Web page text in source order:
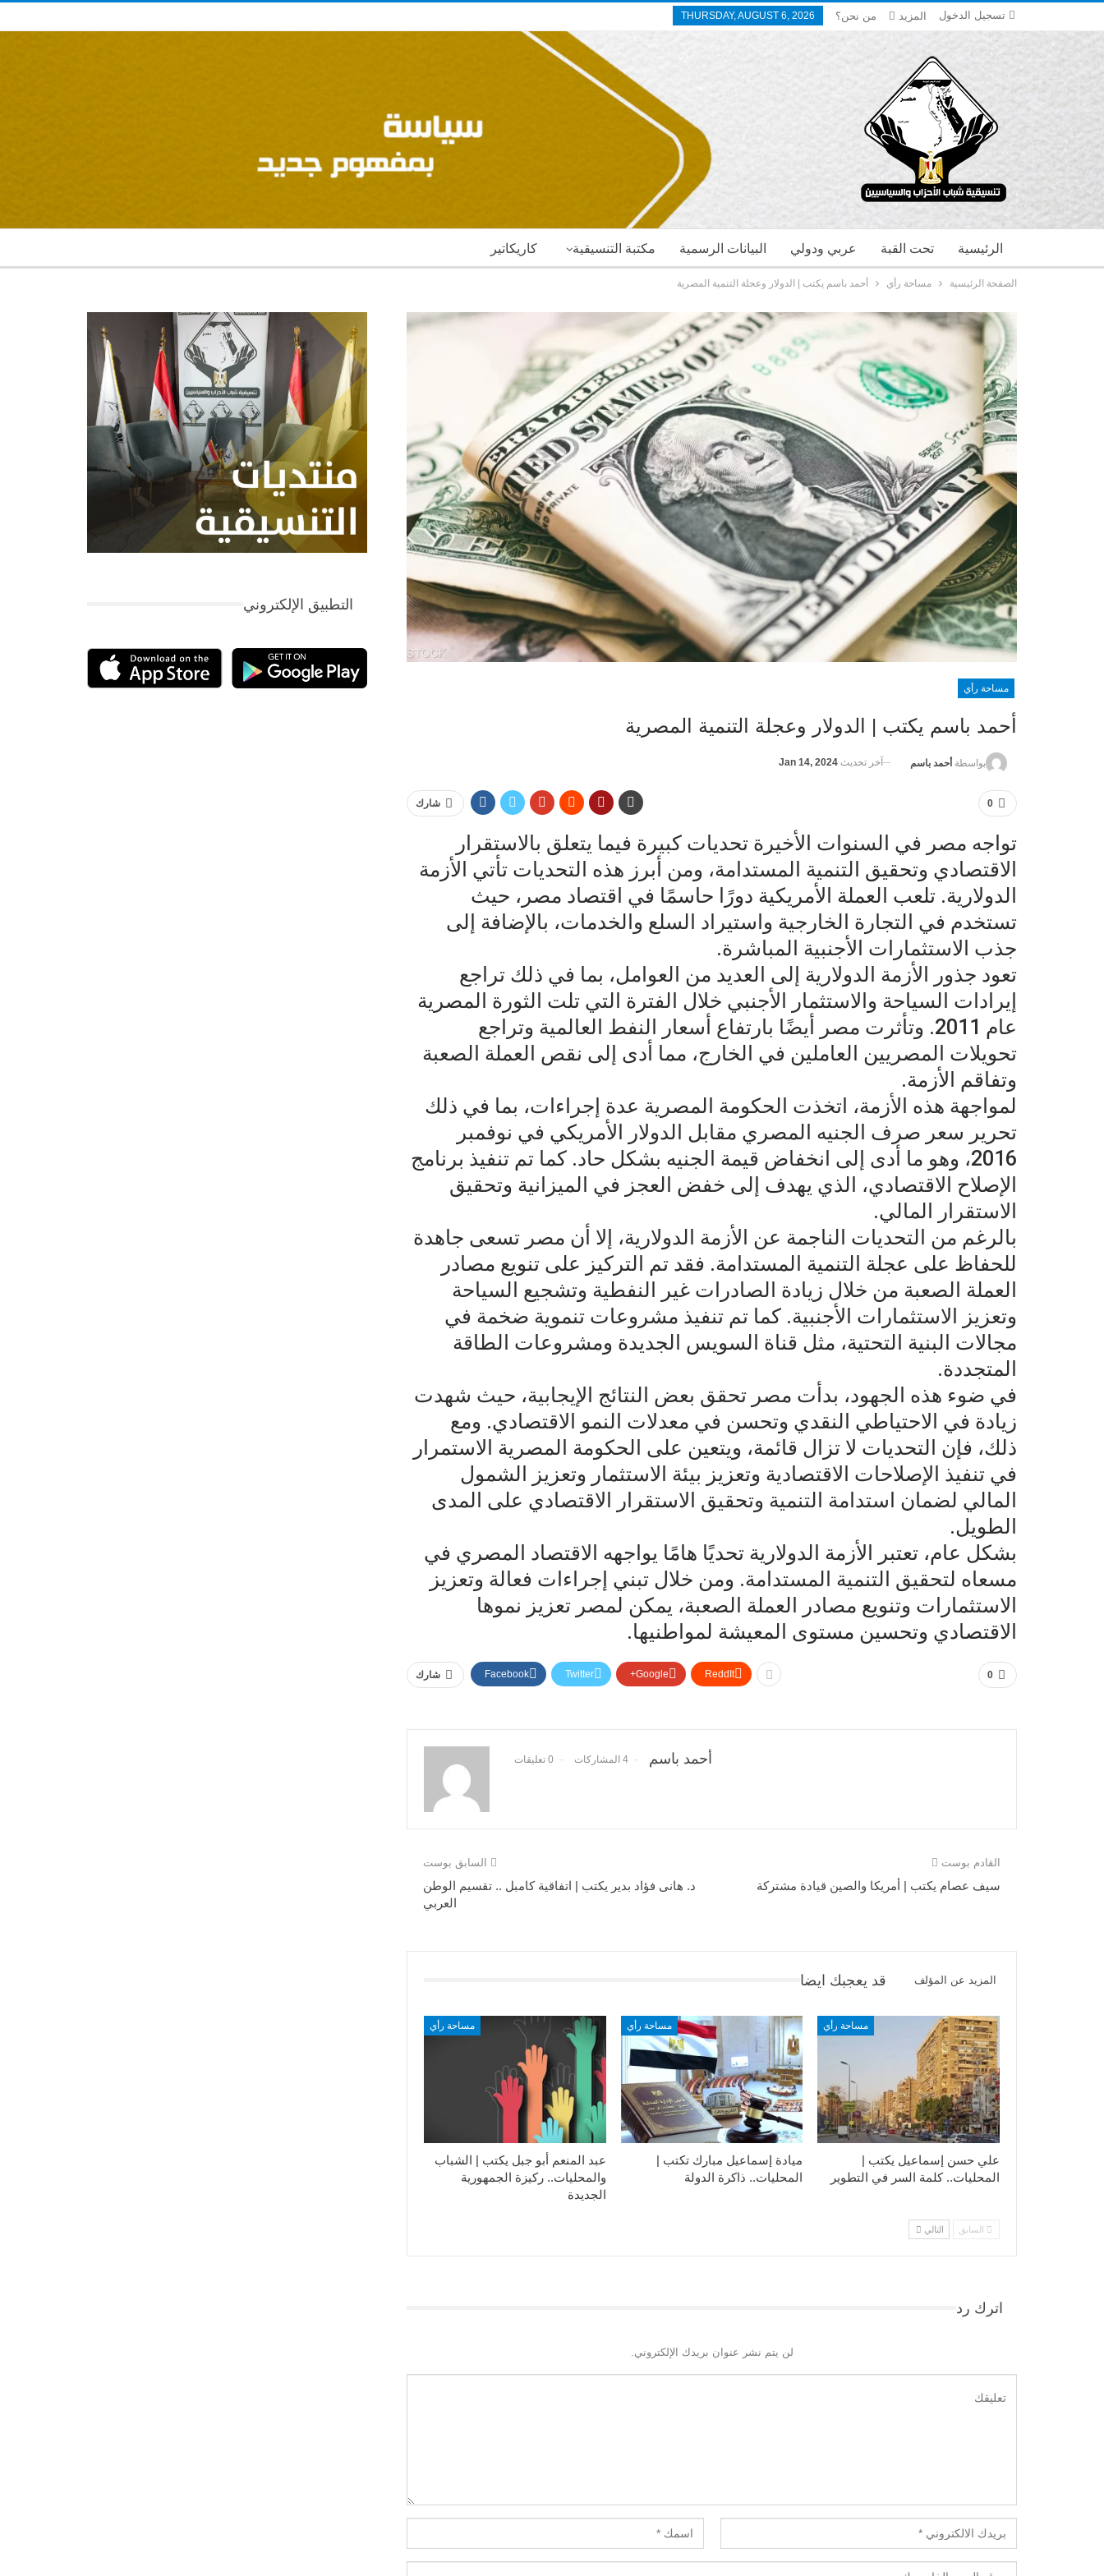
تسجيل الدخول THURSDAY, AUGUST 6, 2026 من نحن؟ المزيد
كاريكاتير مكتبة التنسيقية البيانات الرسمية عربي ودولي تحت القبة الرئيسية
الصفحة الرئيسية مساحة رأي أحمد باسم يكتب | الدولار وعجلة التنمية المصرية
مساحة رأي
أحمد باسم يكتب | الدولار وعجلة التنمية المصرية
بواسطة أحمد باسم آخر تحديث Jan 14, 2024
0 شارك
تواجه مصر في السنوات الأخيرة تحديات كبيرة فيما يتعلق بالاستقرار
الاقتصادي وتحقيق التنمية المستدامة، ومن أبرز هذه التحديات تأتي الأزمة
الدولارية. تلعب العملة الأمريكية دورًا حاسمًا في اقتصاد مصر، حيث
تستخدم في التجارة الخارجية واستيراد السلع والخدمات، بالإضافة إلى
جذب الاستثمارات الأجنبية المباشرة.
تعود جذور الأزمة الدولارية إلى العديد من العوامل، بما في ذلك تراجع
إيرادات السياحة والاستثمار الأجنبي خلال الفترة التي تلت الثورة المصرية
عام 2011. وتأثرت مصر أيضًا بارتفاع أسعار النفط العالمية وتراجع
تحويلات المصريين العاملين في الخارج، مما أدى إلى نقص العملة الصعبة
وتفاقم الأزمة.
لمواجهة هذه الأزمة، اتخذت الحكومة المصرية عدة إجراءات، بما في ذلك
تحرير سعر صرف الجنيه المصري مقابل الدولار الأمريكي في نوفمبر
2016، وهو ما أدى إلى انخفاض قيمة الجنيه بشكل حاد. كما تم تنفيذ برنامج
الإصلاح الاقتصادي، الذي يهدف إلى خفض العجز في الميزانية وتحقيق
الاستقرار المالي.
بالرغم من التحديات الناجمة عن الأزمة الدولارية، إلا أن مصر تسعى جاهدة
للحفاظ على عجلة التنمية المستدامة. فقد تم التركيز على تنويع مصادر
العملة الصعبة من خلال زيادة الصادرات غير النفطية وتشجيع السياحة
وتعزيز الاستثمارات الأجنبية. كما تم تنفيذ مشروعات تنموية ضخمة في
مجالات البنية التحتية، مثل قناة السويس الجديدة ومشروعات الطاقة
المتجددة.
في ضوء هذه الجهود، بدأت مصر تحقق بعض النتائج الإيجابية، حيث شهدت
زيادة في الاحتياطي النقدي وتحسن في معدلات النمو الاقتصادي. ومع
ذلك، فإن التحديات لا تزال قائمة، ويتعين على الحكومة المصرية الاستمرار
في تنفيذ الإصلاحات الاقتصادية وتعزيز بيئة الاستثمار وتعزيز الشمول
المالي لضمان استدامة التنمية وتحقيق الاستقرار الاقتصادي على المدى
الطويل.
بشكل عام، تعتبر الأزمة الدولارية تحديًا هامًا يواجهه الاقتصاد المصري في
مسعاه لتحقيق التنمية المستدامة. ومن خلال تبني إجراءات فعالة وتعزيز
الاستثمارات وتنويع مصادر العملة الصعبة، يمكن لمصر تعزيز نموها
الاقتصادي وتحسين مستوى المعيشة لمواطنيها.
0 شارك Facebook Twitter Google+ ReddIt
أحمد باسم 4 المشاركات 0 تعليقات
السابق بوست
د. هانى فؤاد بدير يكتب | اتفاقية كامبل .. تقسيم الوطن
العربي
القادم بوست
سيف عصام يكتب | أمريكا والصين قيادة مشتركة
قد يعجبك ايضا المزيد عن المؤلف
مساحة رأي
عبد المنعم أبو جبل يكتب | الشباب
والمحليات.. ركيزة الجمهورية
الجديدة
مساحة رأي
ميادة إسماعيل مبارك تكتب |
المحليات.. ذاكرة الدولة
مساحة رأي
علي حسن إسماعيل يكتب |
المحليات.. كلمة السر في التطوير​
السابق التالي
اترك رد
لن يتم نشر عنوان بريدك الإلكتروني.
التطبيق الإلكتروني